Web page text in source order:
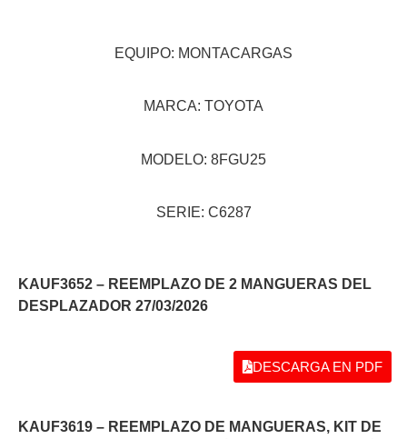
EQUIPO: MONTACARGAS
MARCA: TOYOTA
MODELO: 8FGU25
SERIE: C6287
KAUF3652 – REEMPLAZO DE 2 MANGUERAS DEL
DESPLAZADOR 27/03/2026
DESCARGA EN PDF
KAUF3619 – REEMPLAZO DE MANGUERAS, KIT DE